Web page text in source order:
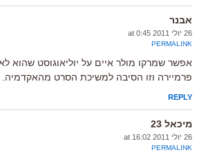
אבנר
26 יולי 2011 at 0:45
PERMALINK
אפשר שמרקו מולר איים על יוליאוגוסט שהוא
פרמיירה וזו הסיבה למשיכת הסרט מהאקדמיה.
REPLY
מיכאל 23
26 יולי 2011 at 16:02
PERMALINK